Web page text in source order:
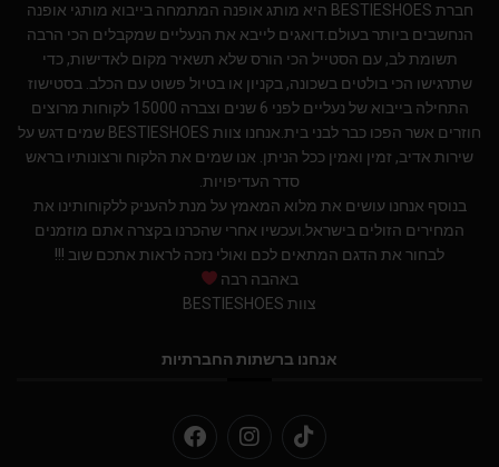
חברת BESTIESHOES היא מותג אופנה המתמחה בייבוא מותגי אופנה
הנחשבים ביותר בעולם.דואגים לייבא את הנעליים שמקבלים הכי הרבה
תשומת לב, עם הסטייל הכי הורס שלא תשאיר מקום לאדישות, כדי
שתרגישו הכי בולטים בשכונה, בקניון או בטיול פשוט עם הכלב. בסטישוז
התחילה בייבוא של נעליים לפני 6 שנים וצברה 15000 לקוחות מרוצים
חוזרים אשר הפכו כבר לבני בית.אנחנו צוות BESTIESHOES שמים דגש על
שירות אדיב, זמין ואמין ככל הניתן. אנו שמים את הלקוח ורצונותיו בראש
סדר העדיפויות.
בנוסף אנחנו עושים את מלוא המאמץ על מנת להעניק ללקוחותינו את
המחירים הזולים בישראל.ועכשיו אחרי שהכרנו בקצרה אתם מוזמנים
לבחור את הדגם המתאים לכם ואולי נזכה לראות אתכם שוב !!!
באהבה רבה
צוות BESTIESHOES
אנחנו ברשתות החברתיות